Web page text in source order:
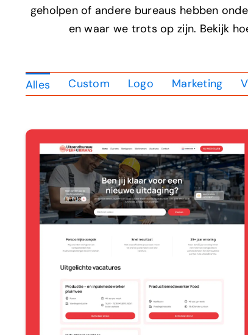
geholpen of andere bureaus hebben
en waar we trots op zijn. Bekijk
Alles Custom Logo Marketing